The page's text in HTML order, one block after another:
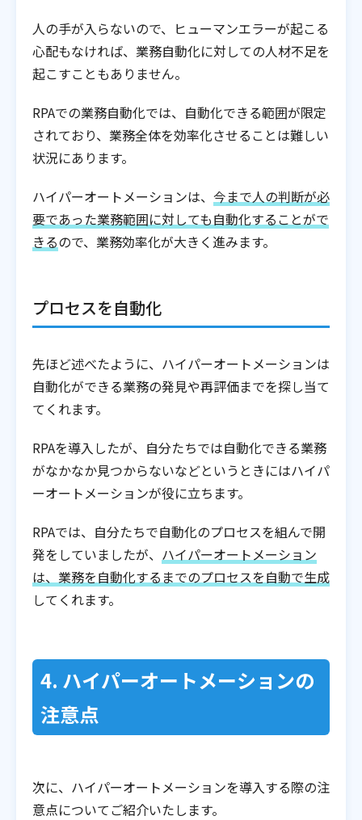
人の手が入らないので、ヒューマンエラーが起こる
心配もなければ、業務自動化に対しての人材不足を
起こすこともありません。
RPAでの業務自動化では、自動化できる範囲が限定
されており、業務全体を効率化させることは難しい
状況にあります。
ハイパーオートメーションは、 今まで人の判断が必
要であった業務範囲に対しても自動化することがで
きるので、業務効率化が大きく進みます。
プロセスを自動化
先ほど述べたように、ハイパーオートメーションは
自動化ができる業務の発見や再評価までを探し当て
てくれます。
RPAを導入したが、自分たちでは自動化できる業務
がなかなか見つからないなどというときにはハイパ
ーオートメーションが役に立ちます。
RPAでは、自分たちで自動化のプロセスを組んで開
発をしていましたが、 ハイパーオートメーション
は、業務を自動化するまでのプロセスを自動で生成
してくれます。
4. ハイパーオートメーションの
注意点
次に、ハイパーオートメーションを導入する際の注
意点についてご紹介いたします。